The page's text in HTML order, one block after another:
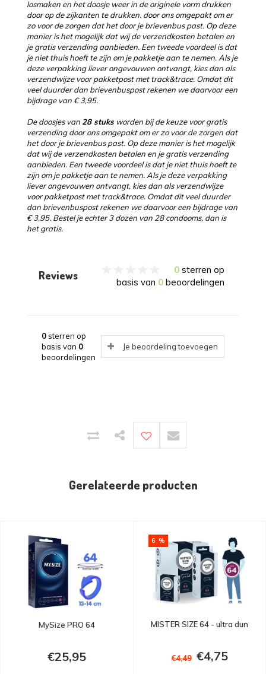
losmaken en het doosje weer in de originele vorm drukken
door op de zijkanten te drukken. door ons omgepakt om er
zo voor de zorgen dat het door je brievenbus past. Op deze
manier is het mogelijk dat wij de verzendkosten betalen en
je gratis verzending aanbieden. Een tweede voordeel is dat
je niet thuis hoeft te zijn om je pakketje aan te nemen. Als je
deze verpakking liever ongevouwen ontvangt, kies dan als
verzendwijze voor pakketpost met track&trace. Omdat dit
veel duurder dan brievenbuspost rekenen we daarvoor een
bijdrage van € 3,95.
De doosjes van 28 stuksworden bij de keuze voor gratis
verzending door ons omgepakt om er zo voor de zorgen dat
het door je brievenbus past. Op deze manier is het mogelijk
dat wij de verzendkosten betalen en je gratis verzending
aanbieden. Een tweede voordeel is dat je niet thuis hoeft te
zijn om je pakketje aan te nemen. Als je deze verpakking
liever ongevouwen ontvangt, kies dan als verzendwijze
voor pakketpost met track&trace. Omdat dit veel duurder
dan brievenbuspost rekenen we daarvoor een bijdrage van
€ 3,95. Bestel je echter 3 dozen van 28 condooms, dan is
het gratis.
Reviews 0 sterren op
basis van 0 beoordelingen
0sterren op
basis van 0
beoordelingen
Je beoordeling toevoegen
Gerelateerde producten
MySize PRO 64
€25,95
6 %
MISTER SIZE 64 - ultra dun
€4,49 €4,75